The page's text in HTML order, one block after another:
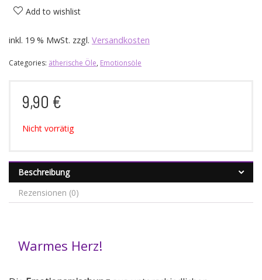
Add to wishlist
inkl. 19 % MwSt. zzgl. Versandkosten
Categories: ätherische Öle, Emotionsöle
9,90 €
Nicht vorrätig
Beschreibung
Rezensionen (0)
Warmes Herz!